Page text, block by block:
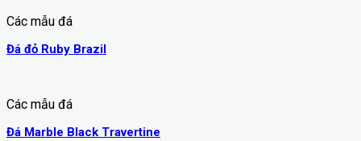
Các mẫu đá
Đá đỏ Ruby Brazil
Các mẫu đá
Đá Marble Black Travertine